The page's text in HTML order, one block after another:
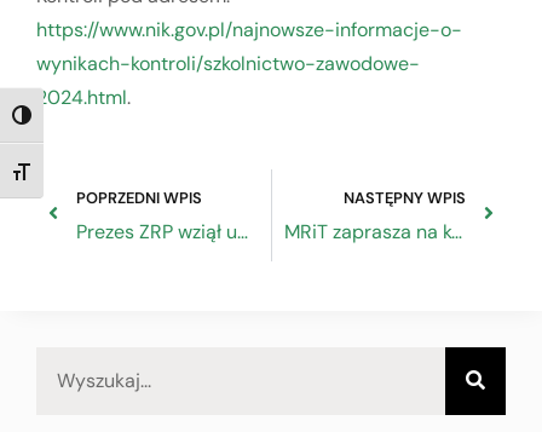
TOGGLE HIGH CONTRAST
TOGGLE FONT SIZE
https://www.nik.gov.pl/najnowsze-informacje-o-
wynikach-kontroli/szkolnictwo-zawodowe-
2024.html.
POPRZEDNI WPIS
Prezes ZRP wziął udział w Gali „Ścieżka do Mistrzostwa” w Olsztynie
NASTĘPNY WPIS
MRiT zaprasza na konsultacje „Polska Przedsiębiorców” w Gdańsku